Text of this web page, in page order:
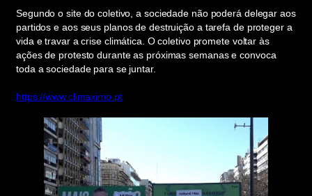
Segundo o site do coletivo, a sociedade não poderá delegar aos
partidos e aos seus planos de destruição a tarefa de proteger a
vida e travar a crise climática. O coletivo promete voltar às
ações de protesto durante as próximas semanas e convoca
toda a sociedade para se juntar.
https://www.climaximo.pt